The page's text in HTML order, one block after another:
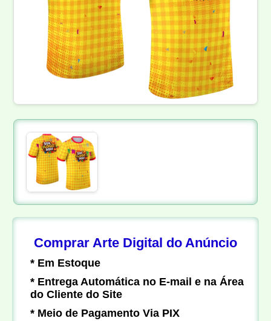
Comprar Arte Digital do Anúncio
* Em Estoque
* Entrega Automática no E-mail e na Área
do Cliente do Site
* Meio de Pagamento Via PIX